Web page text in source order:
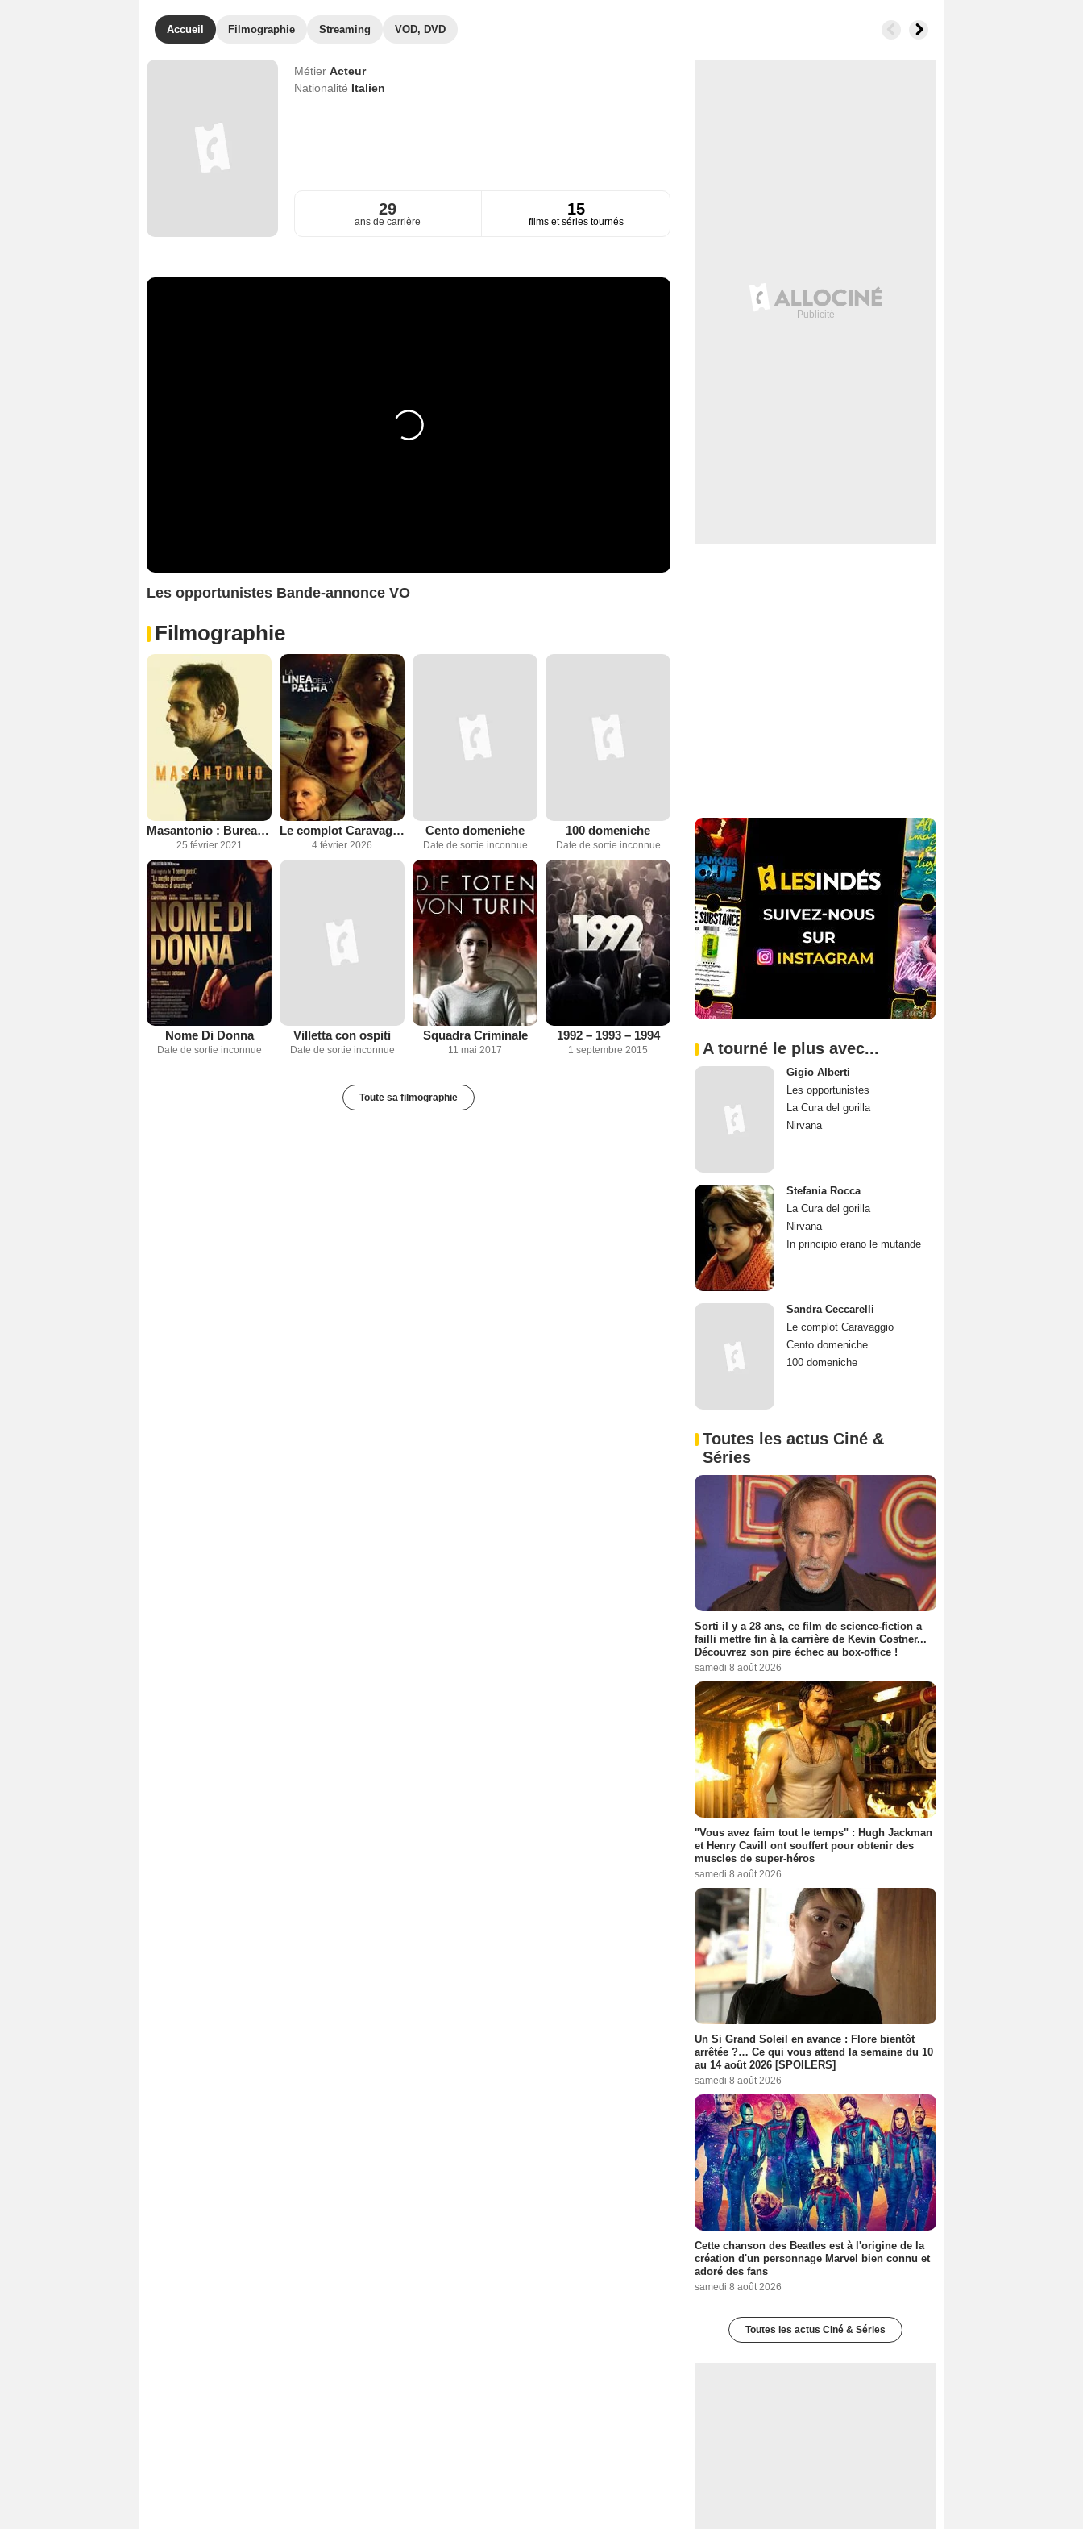
Accueil Filmographie Streaming VOD, DVD
Métier Acteur
Nationalité Italien
29
ans de carrière
15
films et séries tournés
Les opportunistes Bande-annonce VO
Filmographie
Masantonio : Bureau des disparus
25 février 2021
Le complot Caravaggio
4 février 2026
Cento domeniche
Date de sortie inconnue
100 domeniche
Date de sortie inconnue
Nome Di Donna
Date de sortie inconnue
Villetta con ospiti
Date de sortie inconnue
Squadra Criminale
11 mai 2017
1992 – 1993 – 1994
1 septembre 2015
Toute sa filmographie
A tourné le plus avec...
Gigio Alberti
Les opportunistes
La Cura del gorilla
Nirvana
Stefania Rocca
La Cura del gorilla
Nirvana
In principio erano le mutande
Sandra Ceccarelli
Le complot Caravaggio
Cento domeniche
100 domeniche
Toutes les actus Ciné &
Séries
Sorti il y a 28 ans, ce film de science-fiction a
failli mettre fin à la carrière de Kevin Costner...
Découvrez son pire échec au box-office !
samedi 8 août 2026
"Vous avez faim tout le temps" : Hugh Jackman
et Henry Cavill ont souffert pour obtenir des
muscles de super-héros
samedi 8 août 2026
Un Si Grand Soleil en avance : Flore bientôt
arrêtée ?… Ce qui vous attend la semaine du 10
au 14 août 2026 [SPOILERS]
samedi 8 août 2026
Cette chanson des Beatles est à l'origine de la
création d'un personnage Marvel bien connu et
adoré des fans
samedi 8 août 2026
Toutes les actus Ciné & Séries